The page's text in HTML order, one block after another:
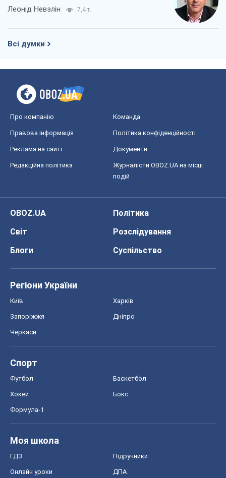
Леонід Невзлін 7,4 т.
Всі думки
Про компанію Команда
Правова інформація Політика конфіденційності
Реклама на сайті Документи
Редакційна політика
Журналісти OBOZ.UA на місці
подій
OBOZ.UA
Політика
Світ
Розслідування
Блоги
Суспільство
Регіони України
Київ Харків
Запоріжжя Дніпро
Черкаси
Спорт
Футбол Баскетбол
Хокей Бокс
Формула-1
Моя школа
ГДЗ Підручники
Онлайн уроки ДПА